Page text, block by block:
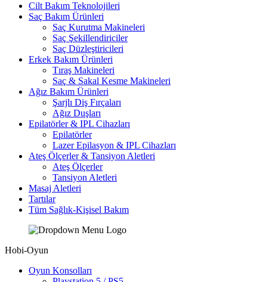
Cilt Bakım Teknolojileri
Saç Bakım Ürünleri
Saç Kurutma Makineleri
Saç Şekillendiriciler
Saç Düzleştiricileri
Erkek Bakım Ürünleri
Tıraş Makineleri
Saç & Sakal Kesme Makineleri
Ağız Bakım Ürünleri
Şarjlı Diş Fırçaları
Ağız Duşları
Epilatörler & IPL Cihazları
Epilatörler
Lazer Epilasyon & IPL Cihazları
Ateş Ölçerler & Tansiyon Aletleri
Ateş Ölçerler
Tansiyon Aletleri
Masaj Aletleri
Tartılar
Tüm Sağlık-Kişisel Bakım
Hobi-Oyun
Oyun Konsolları